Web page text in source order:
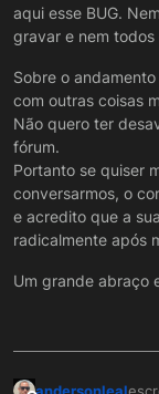
aqui esse BUG.
gravar e nem
Sobre o
com outras coisas
Não quero ter
fórum.
Portanto se quiser
conversarmos, o
e acredito que a
radicalmente após
Um grande abraço
andersonleal